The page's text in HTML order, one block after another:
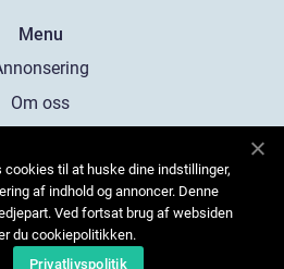
Menu
Om oss
oss
Sitemap
cookies til at huske dine indstillinger,
af indhold og annoncer. Denne
Ved fortsat brug af websiden
du cookiepolitikken.
Privatlivspolitik